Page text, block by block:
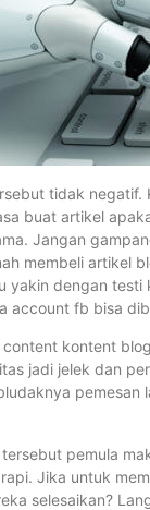
tidak
buat artikel
Jangan
membeli artikel
yakin dengan
account fb bisa
kontent
jadi jelek dan
pemula
Jika untuk
selesaikan?